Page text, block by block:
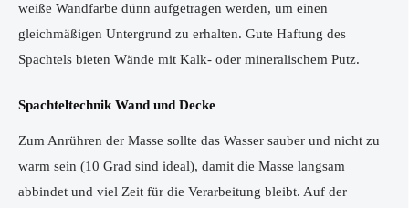
weiße Wandfarbe dünn aufgetragen werden, um einen
gleichmäßigen Untergrund zu erhalten. Gute Haftung des
Spachtels bieten Wände mit Kalk- oder mineralischem Putz.
Spachteltechnik Wand und Decke
Zum Anrühren der Masse sollte das Wasser sauber und nicht zu
warm sein (10 Grad sind ideal), damit die Masse langsam
abbindet und viel Zeit für die Verarbeitung bleibt. Auf der